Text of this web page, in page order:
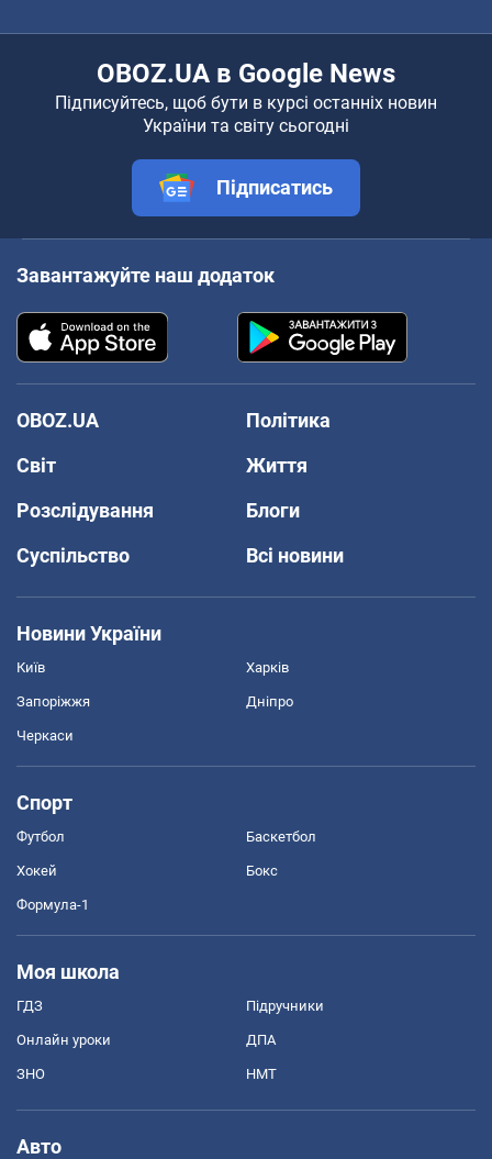
OBOZ.UA в Google News
Підписуйтесь, щоб бути в курсі останніх новин
України та світу сьогодні
Підписатись
Завантажуйте наш додаток
OBOZ.UA
Політика
Світ
Життя
Розслідування
Блоги
Суспільство
Всі новини
Новини України
Київ Харків
Запоріжжя Дніпро
Черкаси
Спорт
Футбол Баскетбол
Хокей Бокс
Формула-1
Моя школа
ГДЗ Підручники
Онлайн уроки ДПА
ЗНО НМТ
Авто